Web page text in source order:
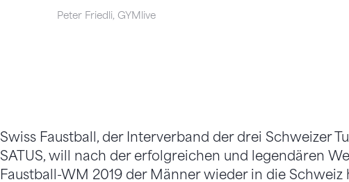
Peter Friedli, GYMlive
Swiss Faustball, der Interverband der drei Schweizer
SATUS, will nach der erfolgreichen und legendären
Faustball-WM 2019 der Männer wieder in die Schweiz